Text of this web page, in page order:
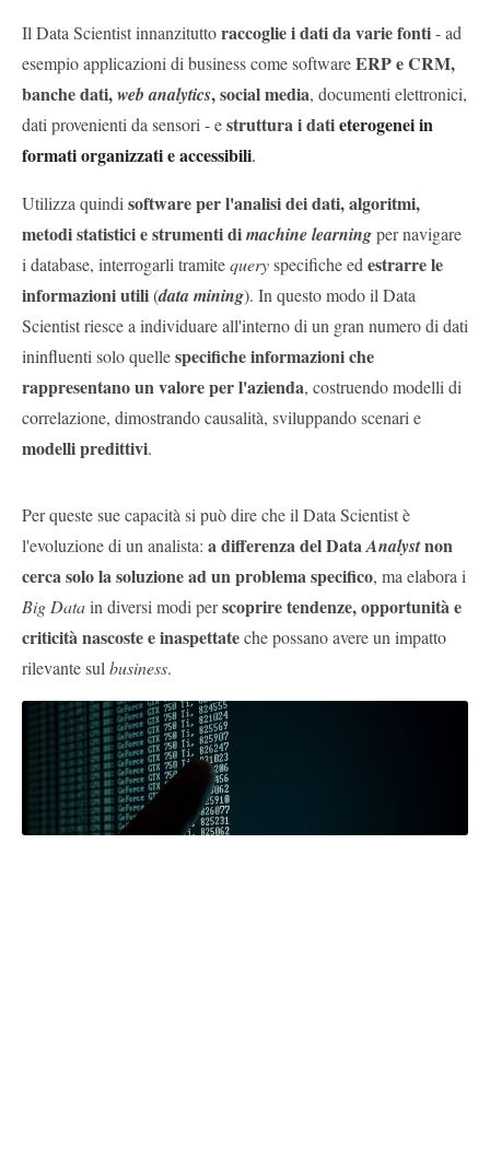
Il Data Scientist innanzituttoraccoglie i dati da varie fonti- ad
esempio applicazioni di business come softwareERP e CRM,
banche dati,web analytics, social media, documenti elettronici,
dati provenienti da sensori - estruttura i datieterogeneiin
formati organizzati e accessibili.
Utilizza quindisoftware per l'analisi dei dati, algoritmi,
metodi statistici e strumenti dimachine learningper navigare
i database, interrogarli tramitequeryspecifiche edestrarre le
informazioni utili(data mining). In questo modo il Data
Scientist riesce a individuare all'interno di un gran numero di dati
ininfluenti solo quellespecifiche informazioni che
rappresentano un valore per l'azienda, costruendo modelli di
correlazione, dimostrando causalità, sviluppando scenari e
modelli predittivi.
Per queste sue capacità si può dire che il Data Scientist è
l'evoluzione di un analista: a differenza del DataAnalystnon
cerca solo la soluzione ad un problema specifico, ma elabora i
Big Datain diversi modi perscoprire tendenze, opportunità e
criticità nascoste e inaspettateche possano avere un impatto
rilevante sulbusiness.